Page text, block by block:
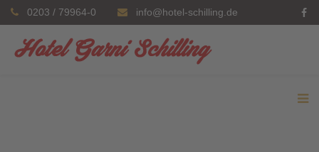
0203 / 79964-0 info@hotel-schilling.de